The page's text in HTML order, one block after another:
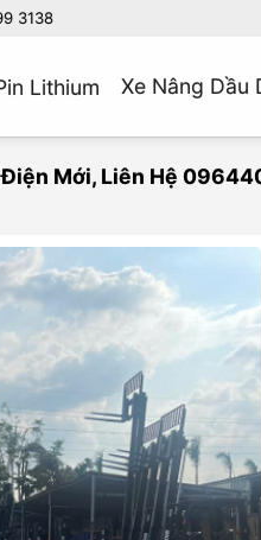
3138
Lithium Xe Nâng Dầu
Điện Mới, Liên Hệ